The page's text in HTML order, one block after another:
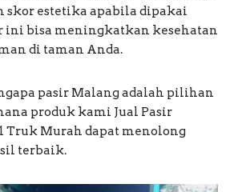
skor estetika apabila dipakai
ini bisa meningkatkan kesehatan
di taman Anda.
pasir Malang adalah pilihan
produk kami Jual Pasir
Truk Murah dapat menolong
terbaik.